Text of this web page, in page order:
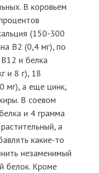
В коровьем
(150-300
В2 (0,4 мг), по
и белка
и 8 г), 18
мг), а еще цинк,
В соевом
и 4 грамма
а
какие-то
незаменимый
белок. Кроме